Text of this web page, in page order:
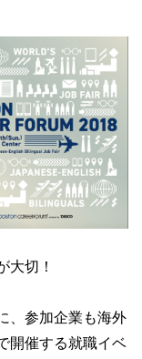
大切！
、参加企業も海外
開催する就職イベ